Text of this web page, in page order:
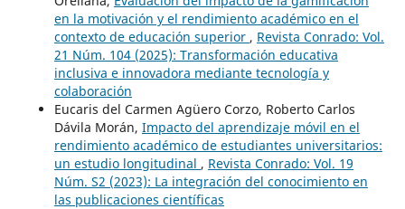
en la motivación y el rendimiento académico en el
contexto de educación superior , Revista Conrado: Vol.
21 Núm. 104 (2025): Transformación educativa
inclusiva e innovadora mediante tecnología y
colaboración
Eucaris del Carmen Agüero Corzo, Roberto Carlos
Dávila Morán, Impacto del aprendizaje móvil en el
rendimiento académico de estudiantes universitarios:
un estudio longitudinal , Revista Conrado: Vol. 19
Núm. S2 (2023): La integración del conocimiento en
las publicaciones científicas